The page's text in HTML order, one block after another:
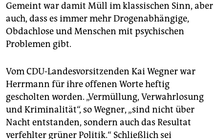
Gemeint war damit Müll im klassischen Sinn, aber
auch, dass es immer mehr Drogenabhängige,
Obdachlose und Menschen mit psychischen
Problemen gibt.
Vom CDU-Landesvorsitzenden Kai Wegner war
Herrmann für ihre offenen Worte heftig
gescholten worden. „Vermüllung, Verwahrlosung
und Kriminalität“, so Wegner, „sind nicht über
Nacht entstanden, sondern auch das Resultat
verfehlter grüner Politik.“ Schließlich sei